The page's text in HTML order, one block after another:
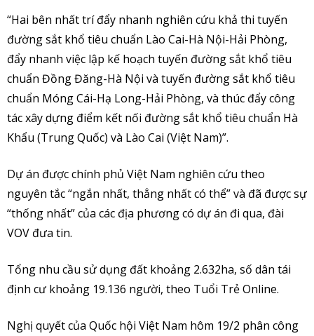
“Hai bên nhất trí đẩy nhanh nghiên cứu khả thi tuyến
đường sắt khổ tiêu chuẩn Lào Cai-Hà Nội-Hải Phòng,
đẩy nhanh việc lập kế hoạch tuyến đường sắt khổ tiêu
chuẩn Đồng Đăng-Hà Nội và tuyến đường sắt khổ tiêu
chuẩn Móng Cái-Hạ Long-Hải Phòng, và thúc đẩy công
tác xây dựng điểm kết nối đường sắt khổ tiêu chuẩn Hà
Khẩu (Trung Quốc) và Lào Cai (Việt Nam)”.
Dự án được chính phủ Việt Nam nghiên cứu theo
nguyên tắc “ngắn nhất, thẳng nhất có thể” và đã được sự
“thống nhất” của các địa phương có dự án đi qua, đài
VOV đưa tin.
Tổng nhu cầu sử dụng đất khoảng 2.632ha, số dân tái
định cư khoảng 19.136 người, theo Tuổi Trẻ Online.
Nghị quyết của Quốc hội Việt Nam hôm 19/2 phân công